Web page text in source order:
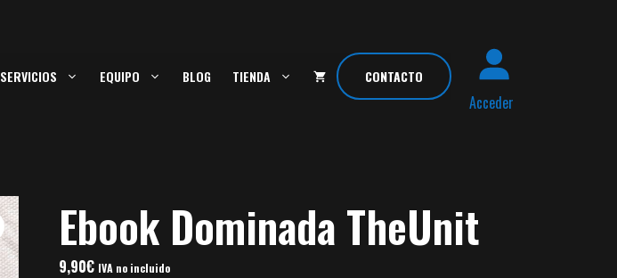
SERVICIOS EQUIPO BLOG TIENDA CONTACTO
Acceder
Ebook Dominada TheUnit
9,90€ IVA no incluido